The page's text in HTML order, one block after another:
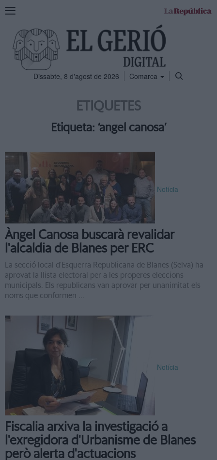
Mostra
navegació
Dissabte, 8 d'agost de 2026 Comarca
ETIQUETES
Etiqueta: ‘angel canosa’
Notícia
Àngel Canosa buscarà revalidar
l'alcaldia de Blanes per ERC
La secció local d’Esquerra Republicana de Blanes (Selva) ha
aprovat la llista electoral per a les properes eleccions
municipals. Els republicans van aprovar per unanimitat els
noms que conformen ...
Notícia
Fiscalia arxiva la investigació a
l'exregidora d'Urbanisme de Blanes
però alerta d'actuacions